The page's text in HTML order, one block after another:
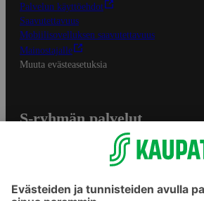
Palvelun käyttöehdot
Saavutettavuus
Mobiilisovelluksen saavutettavuus
Mainostajalle
Muuta evästeasetuksia
S-ryhmän palvelut
Yhteishyvä Ruoka -sovellus